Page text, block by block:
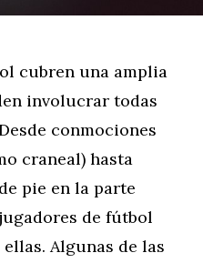
cubren una amplia
involucrar todas
conmociones
craneal) hasta
pie en la parte
de fútbol
Algunas de las